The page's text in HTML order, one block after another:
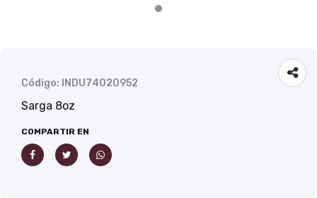
Código: INDU74020952
Sarga 8oz
COMPARTIR EN